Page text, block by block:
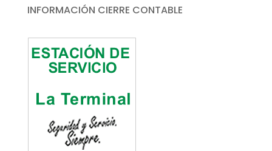
INFORMACIÓN CIERRE CONTABLE